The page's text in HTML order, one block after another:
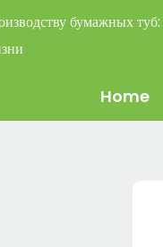
бумажных туб:
Home